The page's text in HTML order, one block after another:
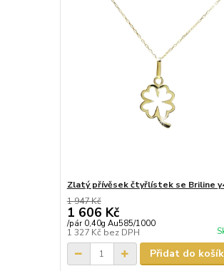
Zlatý přívěsek čtyřlístek se Briline
1 947 Kč
1 606 Kč
/pár 0,40g Au585/1000
1 327 Kč bez DPH
Přidat do